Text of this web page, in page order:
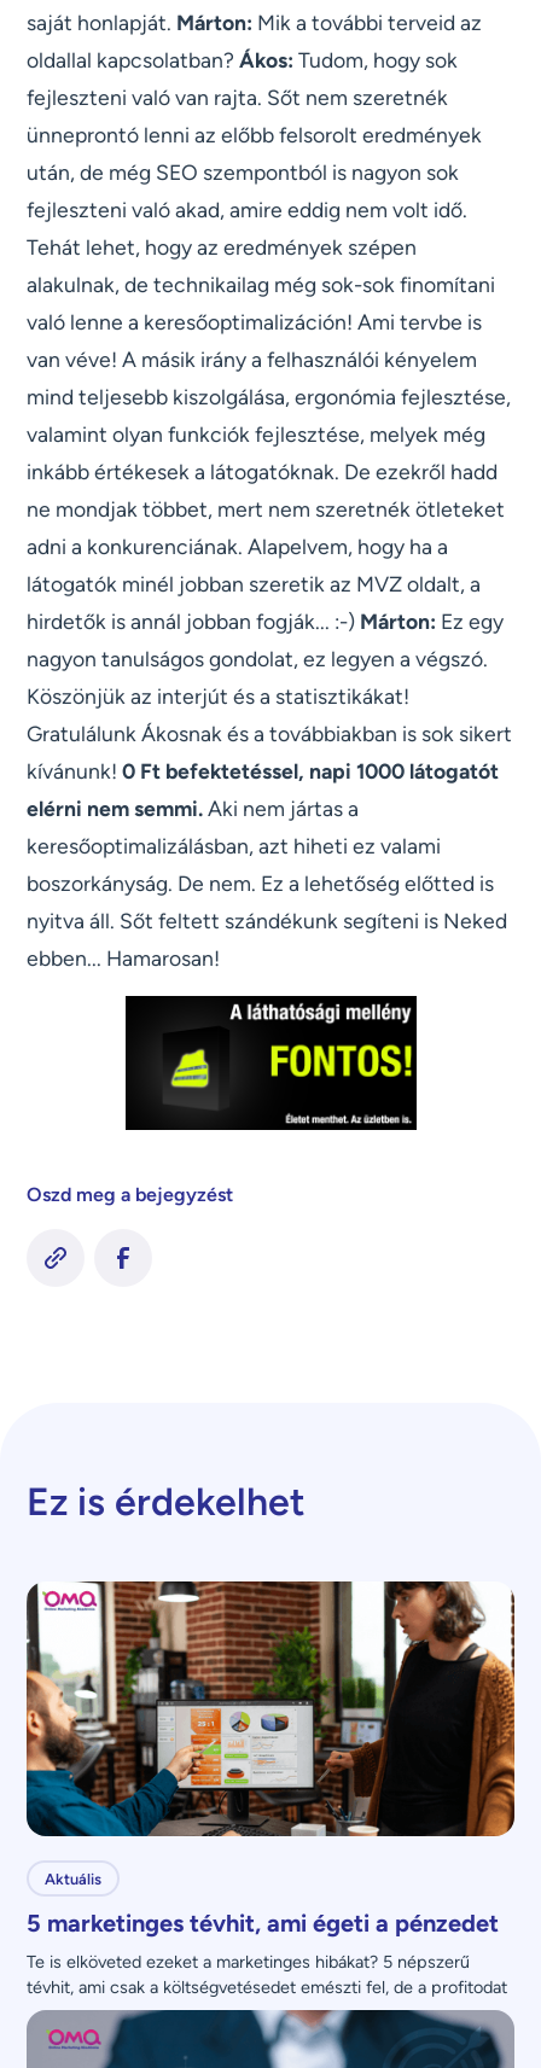
saját honlapját. Márton: Mik a további terveid az
oldallal kapcsolatban?Ákos: Tudom, hogy sok
fejleszteni való van rajta. Sőt nem szeretnék
ünneprontó lenni az előbb felsorolt eredmények
után, de még SEO szempontból is nagyon sok
fejleszteni való akad, amire eddig nem volt idő.
Tehát lehet, hogy az eredmények szépen
alakulnak, de technikailag még sok-sok finomítani
való lenne a keresőoptimalizáción! Ami tervbe is
van véve! A másik irány a felhasználói kényelem
mind teljesebb kiszolgálása, ergonómia fejlesztése,
valamint olyan funkciók fejlesztése, melyek még
inkább értékesek a látogatóknak. De ezekről hadd
ne mondjak többet, mert nem szeretnék ötleteket
adni a konkurenciának. Alapelvem, hogy ha a
látogatók minél jobban szeretik az MVZ oldalt, a
hirdetők is annál jobban fogják... :-) Márton: Ez egy
nagyon tanulságos gondolat, ez legyen a végszó.
Köszönjük az interjút és a statisztikákat!
Gratulálunk Ákosnak és a továbbiakban is sok sikert
kívánunk!0 Ft befektetéssel, napi 1000 látogatót
elérni nem semmi.Aki nem jártas a
keresőoptimalizálásban, azt hiheti ez valami
boszorkányság. De nem. Ez a lehetőség előtted is
nyitva áll. Sőt feltett szándékunk segíteni is Neked
ebben... Hamarosan!
Oszd meg a bejegyzést
Ez is érdekelhet
Aktuális
5 marketinges tévhit, ami égeti a pénzedet
Te is elköveted ezeket a marketinges hibákat? 5 népszerű
tévhit, ami csak a költségvetésedet emészti fel, de a profitodat
nem növeli.